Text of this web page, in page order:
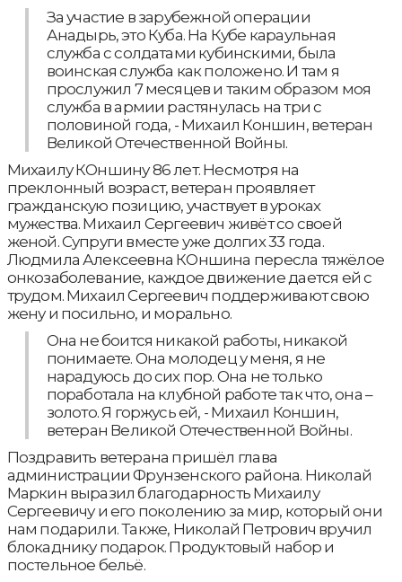
За участие в зарубежной операции
Анадырь, это Куба. На Кубе караульная
служба с солдатами кубинскими, была
воинская служба как положено. И там я
прослужил 7 месяцев и таким образом моя
служба в армии растянулась на три с
половиной года, - Михаил Коншин, ветеран
Великой Отечественной Войны.
Михаилу КОншину 86 лет. Несмотря на
преклонный возраст, ветеран проявляет
гражданскую позицию, участвует в уроках
мужества. Михаил Сергеевич живёт со своей
женой. Супруги вместе уже долгих 33 года.
Людмила Алексеевна КОншина пересла тяжёлое
онкозаболевание, каждое движение дается ей с
трудом. Михаил Сергеевич поддерживают свою
жену и посильно, и морально.
Она не боится никакой работы, никакой
понимаете. Она молодец у меня, я не
нарадуюсь до сих пор. Она не только
поработала на клубной работе так что, она –
золото. Я горжусь ей, - Михаил Коншин,
ветеран Великой Отечественной Войны.
Поздравить ветерана пришёл глава
администрации Фрунзенского района. Николай
Маркин выразил благодарность Михаилу
Сергеевичу и его поколению за мир, который они
нам подарили. Также, Николай Петрович вручил
блокаднику подарок. Продуктовый набор и
постельное бельё.